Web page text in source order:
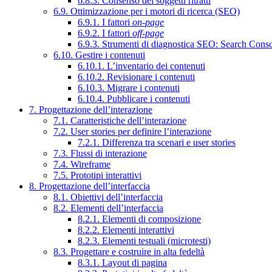
6.9. Ottimizzazione per i motori di ricerca (SEO)
6.9.1. I fattori on-page
6.9.2. I fattori off-page
6.9.3. Strumenti di diagnostica SEO: Search
6.10. Gestire i contenuti
6.10.1. L’inventario dei contenuti
6.10.2. Revisionare i contenuti
6.10.3. Migrare i contenuti
6.10.4. Pubblicare i contenuti
7. Progettazione dell’interazione
7.1. Caratteristiche dell’interazione
7.2. User stories per definire l’interazione
7.2.1. Differenza tra scenari e user stories
7.3. Flussi di interazione
7.4. Wireframe
7.5. Prototipi interattivi
8. Progettazione dell’interfaccia
8.1. Obiettivi dell’interfaccia
8.2. Elementi dell’interfaccia
8.2.1. Elementi di composizione
8.2.2. Elementi interattivi
8.2.3. Elementi testuali (microtesti)
8.3. Progettare e costruire in alta fedeltà
8.3.1. Layout di pagina